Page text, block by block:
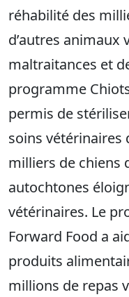
réhabilité des
d’autres animaux
maltraitances et
programme
permis de
soins vétérinaires
milliers de chiens
autochtones
vétérinaires. Le
Forward Food a
produits
millions de repas